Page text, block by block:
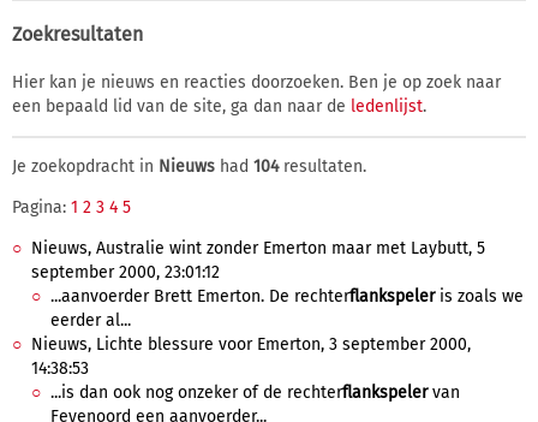
Zoekresultaten
Hier kan je nieuws en reacties doorzoeken. Ben je op zoek naar
een bepaald lid van de site, ga dan naar de ledenlijst.
Je zoekopdracht in Nieuws had 104resultaten.
Pagina: 1 2 3 4 5
Nieuws, Australie wint zonder Emerton maar met Laybutt, 5
september 2000, 23:01:12
...aanvoerder Brett Emerton. De rechterflankspeleris zoals we
eerder al...
Nieuws, Lichte blessure voor Emerton, 3 september 2000,
14:38:53
...is dan ook nog onzeker of de rechterflankspelervan
Feyenoord een aanvoerder...